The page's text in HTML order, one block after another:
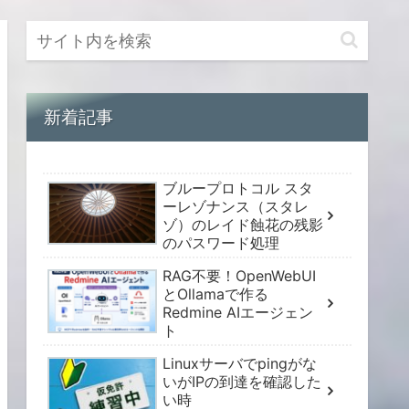
新着記事
ブループロトコル スタ
ーレゾナンス（スタレ
ゾ）のレイド蝕花の残影
のパスワード処理
RAG不要！OpenWebUI
とOllamaで作る
Redmine AIエージェン
ト
Linuxサーバでpingがな
いがIPの到達を確認した
い時